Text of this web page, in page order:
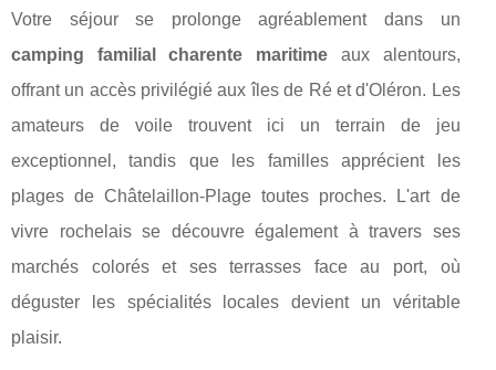
Votre séjour se prolonge agréablement dans un
camping familial charente maritime aux alentours,
offrant un accès privilégié aux îles de Ré et d'Oléron. Les
amateurs de voile trouvent ici un terrain de jeu
exceptionnel, tandis que les familles apprécient les
plages de Châtelaillon-Plage toutes proches. L'art de
vivre rochelais se découvre également à travers ses
marchés colorés et ses terrasses face au port, où
déguster les spécialités locales devient un véritable
plaisir.